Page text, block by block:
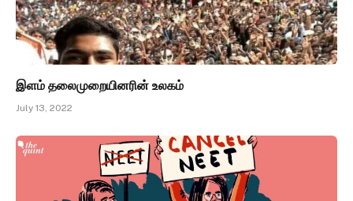
இளம் தலைமுறையினரின் உலகம்
July 13, 2022